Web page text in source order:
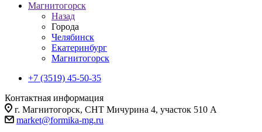
Магнитогорск
Назад
Города
Челябинск
Екатеринбург
Магнитогорск
+7 (3519) 45-50-35
Контактная информация
г. Магнитогорск, СНТ Мичурина 4, участок 510 А
market@formika-mg.ru